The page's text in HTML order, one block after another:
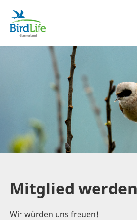
Mitglied werden
Wir würden uns freuen!